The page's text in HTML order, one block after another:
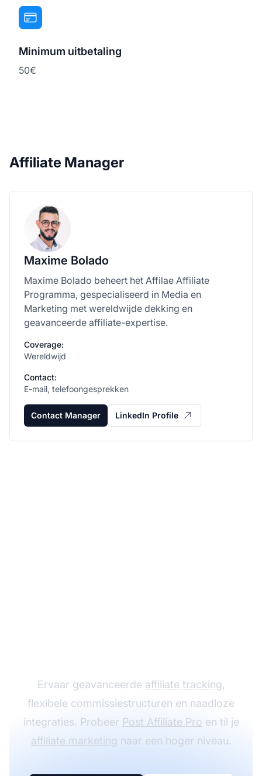
Minimum uitbetaling
50€
Affiliate Manager
Maxime Bolado
Maxime Bolado beheert het Affilae Affiliate
Programma, gespecialiseerd in Media en
Marketing met wereldwijde dekking en
geavanceerde affiliate-expertise.
Coverage:
Wereldwijd
Contact:
E-mail, telefoongesprekken
Contact Manager LinkedIn Profile
Ervaar geavanceerde affiliate tracking,
flexibele commissiestructuren en naadloze
integraties. Probeer Post Affiliate Pro en til je
affiliate marketing naar een hoger niveau.